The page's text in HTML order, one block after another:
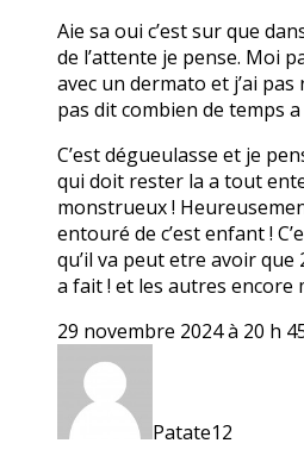
Aie sa oui c’est sur que
de l’attente je pense. Moi
avec un dermato et j’ai pas
pas dit combien de temps
C’est dégueulasse et je
qui doit rester la a tout
monstrueux !
entouré de c’est enfant !
qu’il va peut etre avoir que
a fait ! et les autres encore
29 novembre 2024 à 20 h
Patate12